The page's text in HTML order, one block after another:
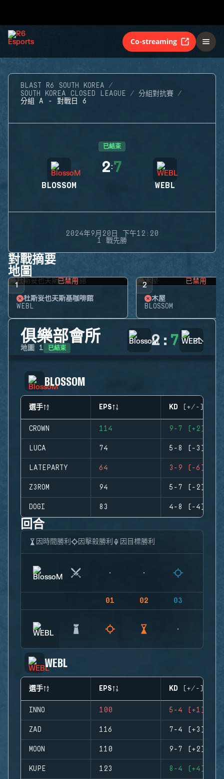
Co-streaming
BLAST R6 SOUTH KOREA
SOUTH KOREA CLOSED LEAGUE
分組對抗賽
分組 A - 對戰日 6
已結束
BLOSSOM
2:7
WEBL
2024年9月20日 下午12:20
1 戰先勝
對戰摘要
地圖
1 已禁用
杜斯妥也夫斯基咖啡館
WEBL
2 已禁用
木屋
BLOSSOM
俱樂部會所
地圖 1 已結束 2 : 7
BLOSSOM
選手 EPS KD (+/-)
CROWN 114 9-7 (+2)
LUCA 74 5-8 (-3)
LATEPARTY 64 3-9 (-6)
Z3ROM 94 5-7 (-2)
DOGI 83 4-8 (-4)
回合
因時間勝利 因擊殺勝利 因目標勝利
01 02 03
WEBL
選手 EPS KD (+/-)
INNO 100 5-4 (+1)
ZAD 116 7-4 (+3)
MOON 110 9-7 (+2)
KUPE 123 8-4 (+4)